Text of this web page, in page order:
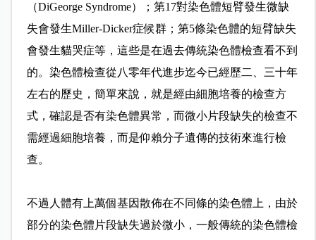
（DiGeorge Syndrome）；第17對染色體短臂發生微缺
失會發生Miller-Dicker症候群；第5條染色體的短臂缺失
會發生貓哭症等，這些是在過去傳統染色體檢查看不到
的。染色體檢查從八零年代進步迄今已經歷二、三十年
左右的歷史，簡單來說，就是經由細胞培養的檢查方
式，確認是否有染色體異常，而微小片段缺失的檢查不
需經過細胞培養，而是仰賴分子遺傳的技術來進行檢
查。
不過人體有上萬個基因散佈在不同條的染色體上，由於
部分的染色體片段缺失過於微小，一般傳統的染色體檢